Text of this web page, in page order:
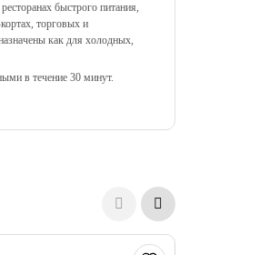
быстрого питания,
торговых и
как для холодных,
в течение 30 минут.